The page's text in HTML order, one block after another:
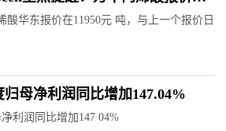
酸华东报价在11950元 吨，与上一个报价日
母净利润同比增加147.04%
利润同比增加147 04%